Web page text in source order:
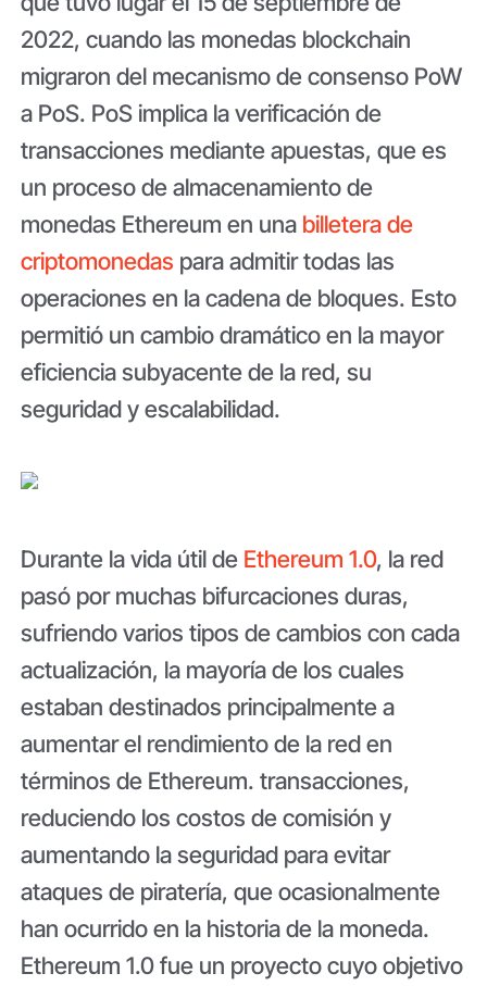
2022, cuando las monedas blockchain
migraron del mecanismo de consenso PoW
a PoS. PoS implica la verificación de
transacciones mediante apuestas, que es
un proceso de almacenamiento de
monedas Ethereum en una billetera de
criptomonedas para admitir todas las
operaciones en la cadena de bloques. Esto
permitió un cambio dramático en la mayor
eficiencia subyacente de la red, su
seguridad y escalabilidad.
Durante la vida útil de Ethereum 1.0, la red
pasó por muchas bifurcaciones duras,
sufriendo varios tipos de cambios con cada
actualización, la mayoría de los cuales
estaban destinados principalmente a
aumentar el rendimiento de la red en
términos de Ethereum. transacciones,
reduciendo los costos de comisión y
aumentando la seguridad para evitar
ataques de piratería, que ocasionalmente
han ocurrido en la historia de la moneda.
Ethereum 1.0 fue un proyecto cuyo objetivo